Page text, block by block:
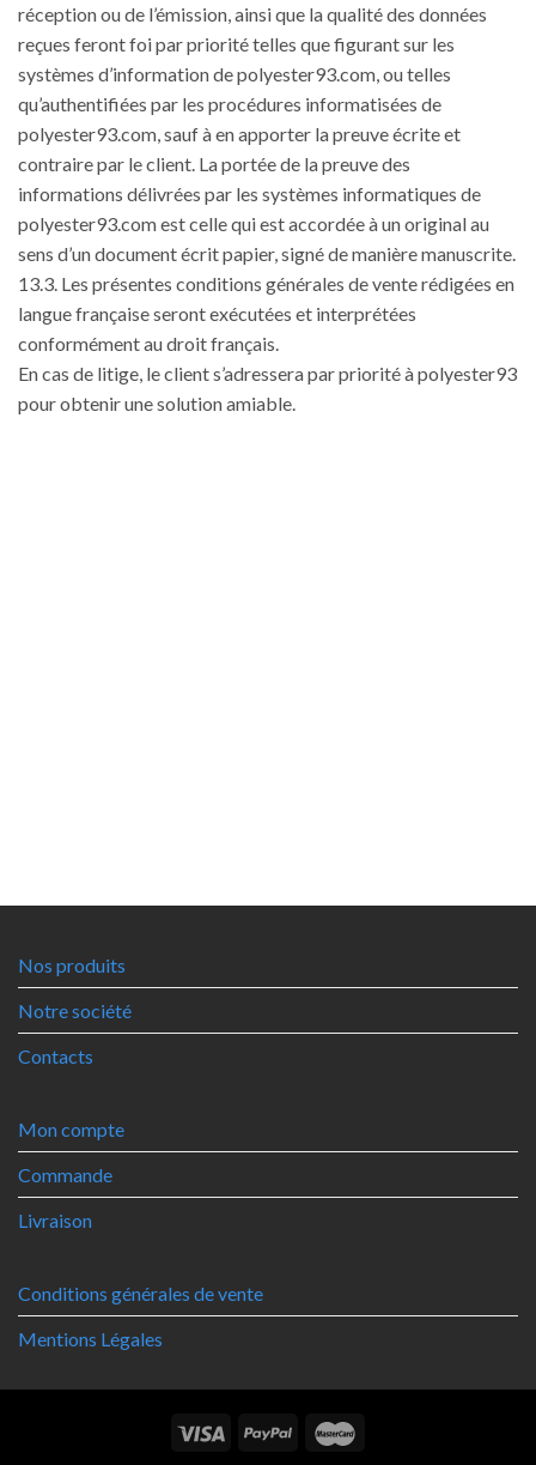
réception ou de l’émission, ainsi que la qualité des données
reçues feront foi par priorité telles que figurant sur les
systèmes d’information de polyester93.com, ou telles
qu’authentifiées par les procédures informatisées de
polyester93.com, sauf à en apporter la preuve écrite et
contraire par le client. La portée de la preuve des
informations délivrées par les systèmes informatiques de
polyester93.com est celle qui est accordée à un original au
sens d’un document écrit papier, signé de manière manuscrite.
13.3. Les présentes conditions générales de vente rédigées en
langue française seront exécutées et interprétées
conformément au droit français.
En cas de litige, le client s’adressera par priorité à polyester93
pour obtenir une solution amiable.
Nos produits
Notre société
Contacts
Mon compte
Commande
Livraison
Conditions générales de vente
Mentions Légales